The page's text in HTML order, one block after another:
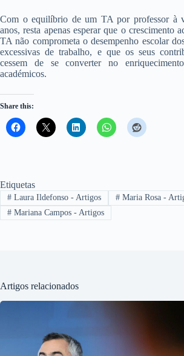
Com o equilíbrio de um TA por professor à
anos, resta apenas esperar que o crescimento
TA não comprometa o desempenho escolar
excessivas de trabalho, e que os seus
cessem de se converter no
académicos.
Share this:
Etiquetas
#Laura Ildefonso - Artigos #Maria Rosa -
#Mariana Campos - Artigos
Artigos relacionados